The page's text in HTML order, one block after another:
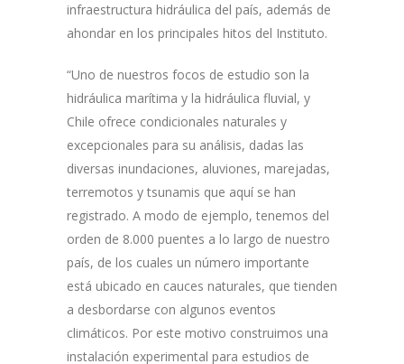
infraestructura hidráulica del país, además de
ahondar en los principales hitos del Instituto.
“Uno de nuestros focos de estudio son la
hidráulica marítima y la hidráulica fluvial, y
Chile ofrece condicionales naturales y
excepcionales para su análisis, dadas las
diversas inundaciones, aluviones, marejadas,
terremotos y tsunamis que aquí se han
registrado. A modo de ejemplo, tenemos del
orden de 8.000 puentes a lo largo de nuestro
país, de los cuales un número importante
está ubicado en cauces naturales, que tienden
a desbordarse con algunos eventos
climáticos. Por este motivo construimos una
instalación experimental para estudios de